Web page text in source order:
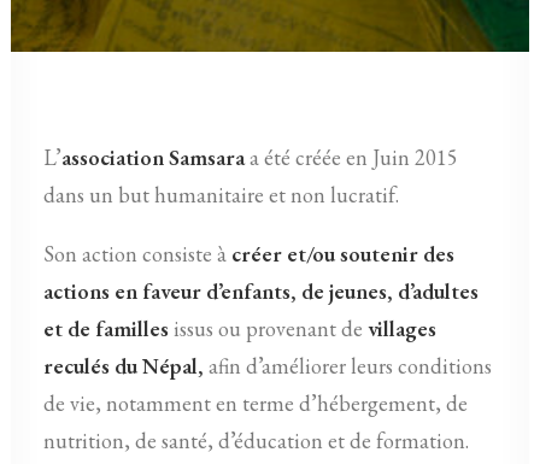
L’association Samsaraa été créée en Juin 2015
dans un but humanitaire et non lucratif.
Son action consiste à créer et/ou soutenir des
actions en faveur d’enfants, de jeunes, d’adultes
et de famillesissus ou provenant de villages
reculés du Népal, afin d’améliorer leurs conditions
de vie, notamment en terme d’hébergement, de
nutrition, de santé, d’éducation et de formation.